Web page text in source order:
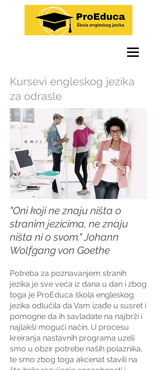
Kursevi engleskog jezika
za odrasle
"Oni koji ne znaju ništa o
stranim jezicima, ne znaju
ništa ni o svom." Johann
Wolfgang von Goethe
Potreba za poznavanjem stranih
jezika je sve veća iz dana u dan i zbog
toga je ProEduca škola engleskog
jezika odlučila da Vam izađe u susret i
pomogne da ih savladate na najbrži i
najlakši mogući način. U procesu
kreiranja nastavnih programa uzeli
smo u obzir potrebe naših polaznika,
te smo zbog toga akcenat stavili na